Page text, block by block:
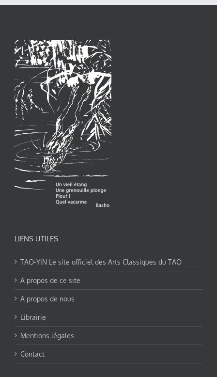
LIENS UTILES
TAO-YIN Le site officiel des Arts Classiques du TAO
A propos de ce site
A propos de nous
Librairie
Mentions légales
Contact